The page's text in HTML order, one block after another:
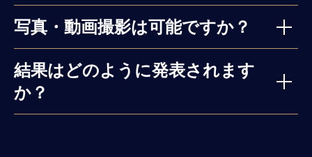
写真・動画撮影は可能ですか？
結果はどのように発表されます
か？